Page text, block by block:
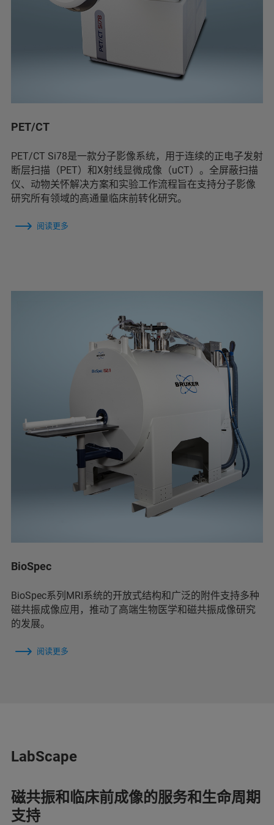
PET/CT
PET/CT Si78是一款分子影像系统，用于连续的正电子发射
断层扫描（PET）和X射线显微成像（uCT）。全屏蔽扫描
仪、动物关怀解决方案和实验工作流程旨在支持分子影像
研究所有领域的高通量临床前转化研究。
阅读更多
BioSpec
BioSpec系列MRI系统的开放式结构和广泛的附件支持多种
磁共振成像应用，推动了高端生物医学和磁共振成像研究
的发展。
阅读更多
LabScape
磁共振和临床前成像的服务和生命周期
支持